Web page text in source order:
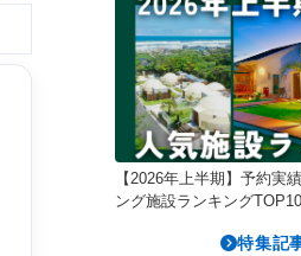
【2026年上半期】予約実
ング施設ランキング
特集記